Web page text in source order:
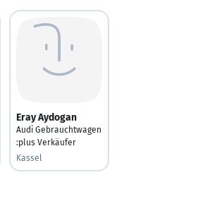
Eray Aydogan
Audi Gebrauchtwagen
:plus Verkäufer
Kassel